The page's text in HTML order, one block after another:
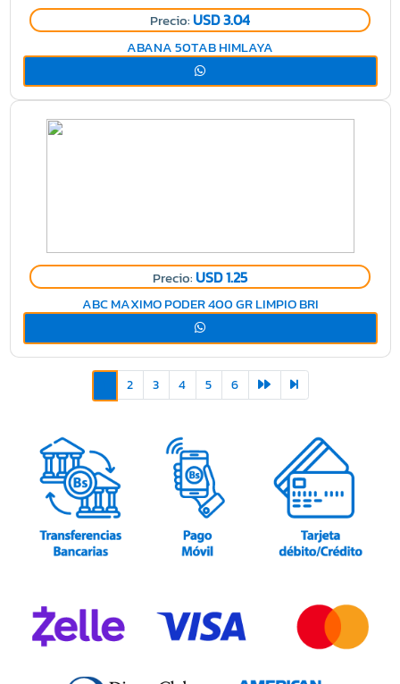
Precio: USD 3.04
ABANA 50TAB HIMLAYA
Precio: USD 1.25
ABC MAXIMO PODER 400 GR LIMPIO BRI
2 3 4 5 6